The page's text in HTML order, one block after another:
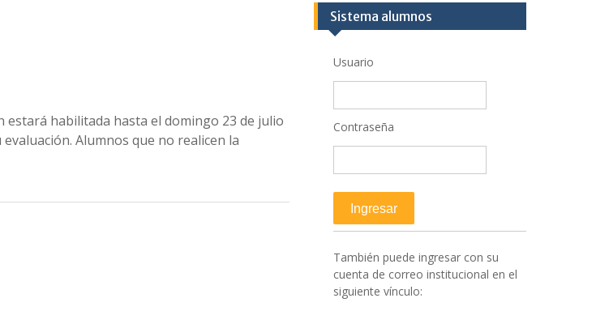
estará habilitada hasta el domingo 23 de julio
Alumnos que no realicen la
Sistema alumnos
Usuario
Contraseña
También puede ingresar con su
cuenta de correo institucional en el
siguiente vínculo: